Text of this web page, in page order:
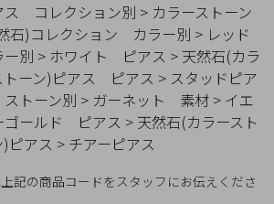
ス コレクション別 > カラーストーン
石)コレクション
カラー別 > レッド
ー別 > ホワイト ピアス > 天然石(カラ
トーン)ピアス
ピアス > スタッドピア
ストーン別 > ガーネット 素材 > イエ
ゴールド
ピアス > 天然石(カラースト
)ピアス > チアーピアス
記の商品コードをスタッフにお伝えくださ